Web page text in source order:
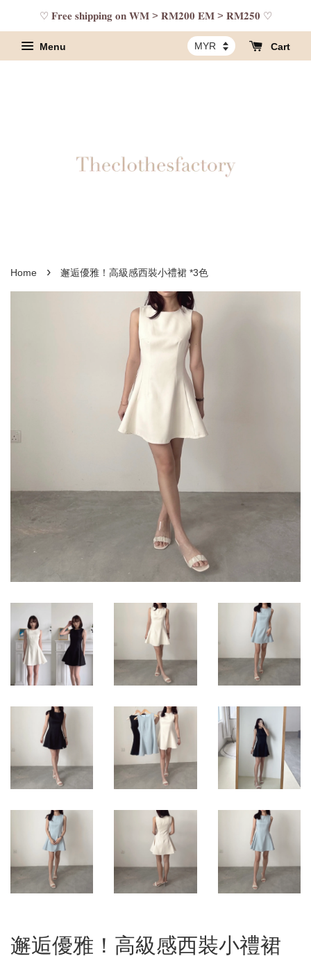
♡ 𝐅𝐫𝐞𝐞 𝐬𝐡𝐢𝐩𝐩𝐢𝐧𝐠 𝐨𝐧 𝐖𝐌 > 𝐑𝐌𝟐𝟎𝟎 𝐄𝐌 > 𝐑𝐌𝟐𝟓𝟎 ♡
Menu Cart
Home › 邂逅優雅！高級感西裝小禮裙 *3色
邂逅優雅！高級感西裝小禮裙